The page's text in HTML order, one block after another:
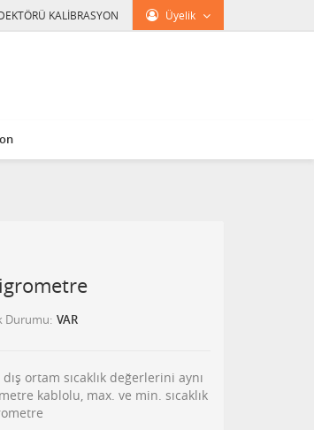
Üyelik
KALİBRASYON
Durumu VAR
ortam sıcaklık değerlerini aynı
kablolu, max. ve min. sıcaklık